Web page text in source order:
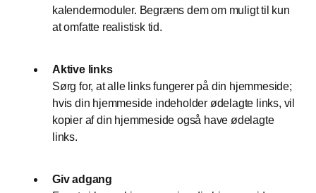
kalendermoduler. Begræns dem om muligt til kun
at omfatte realistisk tid.
Aktive links
Sørg for, at alle links fungerer på din hjemmeside;
hvis din hjemmeside indeholder ødelagte links, vil
kopier af din hjemmeside også have ødelagte
links.
Giv adgang